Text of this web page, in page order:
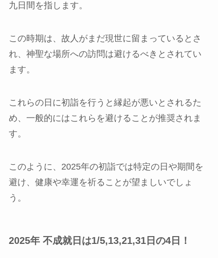
九日間を指します。
この時期は、故人がまだ現世に留まっているとさ
れ、神聖な場所への訪問は避けるべきとされてい
ます。
これらの日に初詣を行うと縁起が悪いとされるた
め、一般的にはこれらを避けることが推奨されま
す。
このように、2025年の初詣では特定の日や期間を
避け、健康や幸運を祈ることが望ましいでしょ
う。
2025年 不成就日は1/5,13,21,31日の4日！